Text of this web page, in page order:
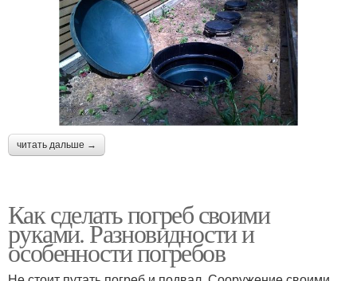
читать дальше →
Как сделать погреб своими
руками. Разновидности и
особенности погребов